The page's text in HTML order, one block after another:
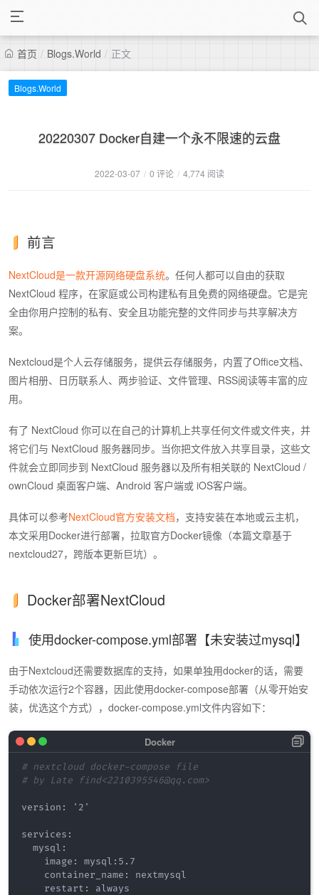
首页 / Blogs.World / 正文
Blogs.World
20220307 Docker自建一个永不限速的云盘
2022-03-07 / 0 评论 / 4,774 阅读
前言
NextCloud是一款开源网络硬盘系统。任何人都可以自由的获取
NextCloud 程序，在家庭或公司构建私有且免费的网络硬盘。它是完
全由你用户控制的私有、安全且功能完整的文件同步与共享解决方
案。
Nextcloud是个人云存储服务，提供云存储服务，内置了Office文档、
图片相册、日历联系人、两步验证、文件管理、RSS阅读等丰富的应
用。
有了 NextCloud 你可以在自己的计算机上共享任何文件或文件夹，并
将它们与 NextCloud 服务器同步。当你把文件放入共享目录，这些文
件就会立即同步到 NextCloud 服务器以及所有相关联的 NextCloud /
ownCloud 桌面客户端、Android 客户端或 iOS客户端。
具体可以参考NextCloud官方安装文档，支持安装在本地或云主机，
本文采用Docker进行部署，拉取官方Docker镜像（本篇文章基于
nextcloud27，跨版本更新巨坑）。
Docker部署NextCloud
使用docker-compose.yml部署【未安装过mysql】
由于Nextcloud还需要数据库的支持，如果单独用docker的话，需要
手动依次运行2个容器，因此使用docker-compose部署（从零开始安
装，优选这个方式），docker-compose.yml文件内容如下：
# nextcloud docker-compose file
# by Late find<2210395546@qq.com>
version: '2'
services:
  mysql:
    image: mysql:5.7
    container_name: nextmysql
    restart: always